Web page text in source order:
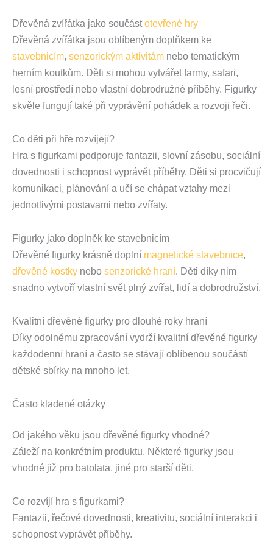
Dřevěná zvířátka jako součástotevřené hry
Dřevěná zvířátka jsou oblíbeným doplňkem ke
stavebnicím, senzorickým aktivitám nebo tematickým
herním koutkům. Děti si mohou vytvářet farmy, safari,
lesní prostředí nebo vlastní dobrodružné příběhy. Figurky
skvěle fungují také při vyprávění pohádek a rozvoji řeči.
Co děti při hře rozvíjejí?
Hra s figurkami podporuje fantazii, slovní zásobu, sociální
dovednosti i schopnost vyprávět příběhy. Děti si procvičují
komunikaci, plánování a učí se chápat vztahy mezi
jednotlivými postavami nebo zvířaty.
Figurky jako doplněk ke stavebnicím
Dřevěné figurky krásně doplní magnetické stavebnice,
dřevěné kostky nebo senzorické hraní. Děti díky nim
snadno vytvoří vlastní svět plný zvířat, lidí a dobrodružství.
Kvalitní dřevěné figurky pro dlouhé roky hraní
Díky odolnému zpracování vydrží kvalitní dřevěné figurky
každodenní hraní a často se stávají oblíbenou součástí
dětské sbírky na mnoho let.
Často kladené otázky
Od jakého věku jsou dřevěné figurky vhodné?
Záleží na konkrétním produktu. Některé figurky jsou
vhodné již pro batolata, jiné pro starší děti.
Co rozvíjí hra s figurkami?
Fantazii, řečové dovednosti, kreativitu, sociální interakci i
schopnost vyprávět příběhy.